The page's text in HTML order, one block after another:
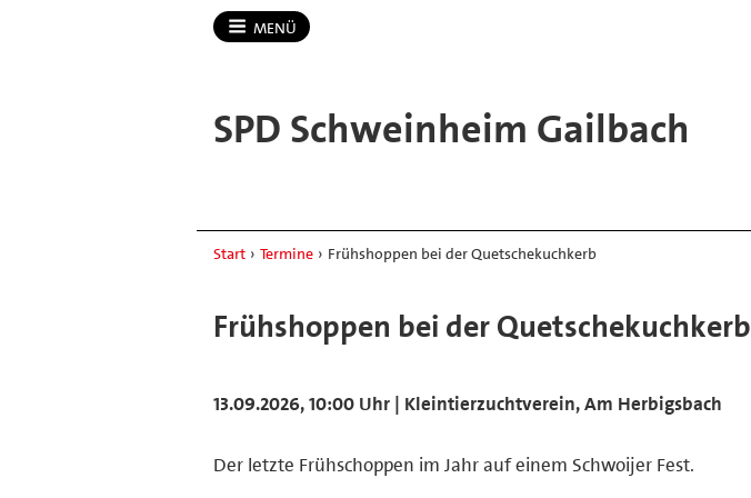
MENÜ
SPD Schweinheim Gailbach
Start › Termine › Frühshoppen bei der Quetschekuchkerb
Frühshoppen bei der Quetschekuchkerb
13.09.2026, 10:00 Uhr | Kleintierzuchtverein, Am Herbigsbach
Der letzte Frühschoppen im Jahr auf einem Schwoijer Fest.